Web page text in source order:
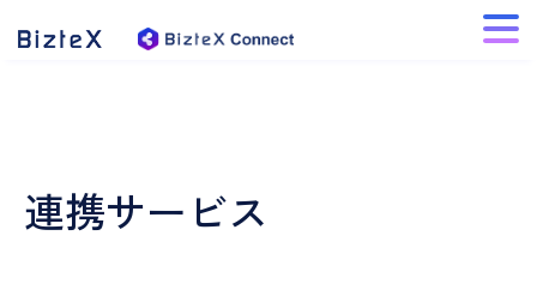
連携サービス